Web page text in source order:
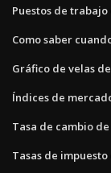
Puestos de
Como saber
Gráfico de velas
Índices de
Tasa de cambio
Tasas de